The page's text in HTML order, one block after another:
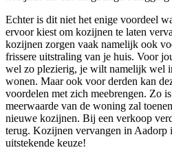
Echter is dit niet het enige voordeel
ervoor kiest om kozijnen te laten
kozijnen zorgen vaak namelijk ook
frissere uitstraling van je huis. Voor
wel zo plezierig, je wilt namelijk wel
wonen. Maar ook voor derden kan
voordelen met zich meebrengen. Zo
meerwaarde van de woning zal
nieuwe kozijnen. Bij een verkoop
terug. Kozijnen vervangen in Aadorp
uitstekende keuze!